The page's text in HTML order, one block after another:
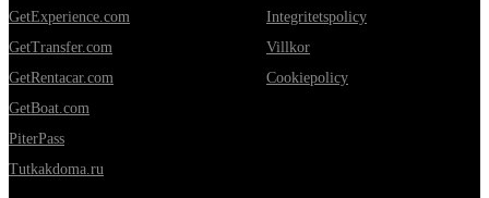
GetExperience.com
GetTransfer.com
GetRentacar.com
GetBoat.com
PiterPass
Tutkakdoma.ru
Integritetspolicy
Villkor
Cookiepolicy